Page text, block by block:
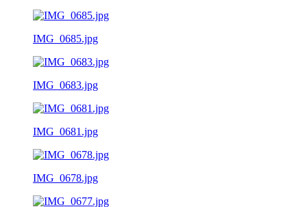
IMG_0685.jpg
IMG_0683.jpg
IMG_0681.jpg
IMG_0678.jpg